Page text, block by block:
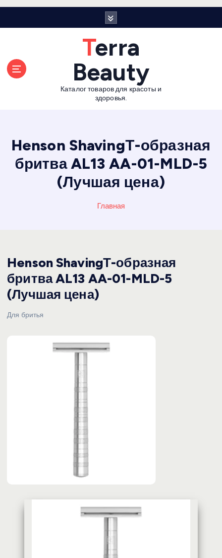
Terra
Beauty
Каталог товаров для красоты и
здоровья.
Henson ShavingТ-образная
бритва AL13 AA-01-MLD-5
(Лучшая цена)
Главная
Henson ShavingТ-образная
бритва AL13 AA-01-MLD-5
(Лучшая цена)
Для бритья